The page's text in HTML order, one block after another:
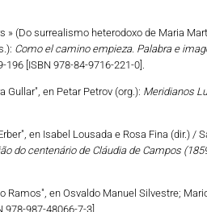
(Do surrealismo heterodoxo de Maria
Como el camino empieza. Palabra e
[ISBN 978-84-9716-221-0].
Gullar", en Petar Petrov (org.): Meridianos
en Isabel Lousada e Rosa Fina (dir.) /
do centenário de Cláudia de Campos
Ramos", en Osvaldo Manuel Silvestre;
987-48066-7-3].